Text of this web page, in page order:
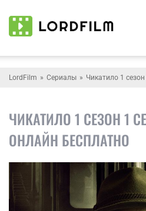
LordFilm Сериалы Чикатило 1
ЧИКАТИЛО 1 СЕЗОН 1
ОНЛАЙН БЕСПЛАТНО